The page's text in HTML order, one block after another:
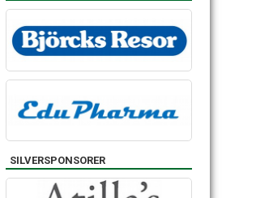
SILVERSPONSORER